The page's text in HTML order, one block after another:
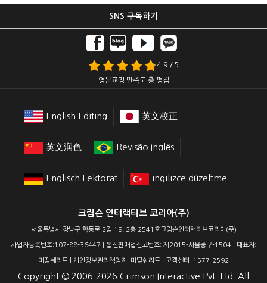
SNS 구독하기
4.9 / 5
영문교정 만족도 총 평점
English Editing 英文校正
英文润色 Revisão Inglês
Englisch Lektorat ingilizce düzeltme
크림슨 인터랙티브 코리아(주)
서울특별시 강남구 학동로 2길 19, 2층 2541호크림슨인터랙티브코리아(주)
사업자등록번호:107-88-36447 | 통신판매업신고번호: 제2015-서울중구-1504 | 대표자:
미딸쉐라드 | 개인정보관리책임자: 미딸쉐라드 | 고객센터: 1577-2592
Copyright © 2006-2026 Crimson Interactive Pvt. Ltd. All